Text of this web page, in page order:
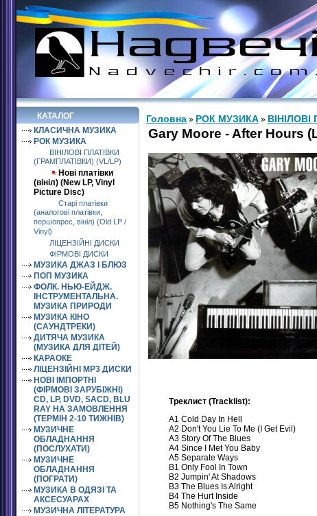
КАТАЛОГ
КЛАСИЧНА МУЗИКА
РОК МУЗИКА
ВІНІЛОВІ ПЛАТІВКИ
(ГРАМПЛАТІВКИ) (VL/LP)
Нові платівки
(вініл) (New LP, Vinyl
Picture Disc)
Старі платівки
(аналогові платівки,
першопрес, вініл) (Old LP /
Vinyl)
ЛІЦЕНЗІЙНІ ДИСКИ
ФІРМОВІ ДИСКИ
МУЗИКА ДЖАЗ І БЛЮЗ
ПОП МУЗИКА
ФОЛК. НЬЮ-ЕЙДЖ.
ІНСТРУМЕНТАЛЬНА.
МУЗИКА ПРИРОДИ
МУЗИКА КІНО
(САУНДТРЕКИ)
ДИТЯЧА МУЗИКА
(МУЗИКА ДЛЯ ДІТЕЙ)
КАРАОКЕ
ЛІЦЕНЗІЙНІ MP3 ДИСКИ
НОВІ ІМПОРТНІ
(ФІРМОВІ ЗАРУБІЖНІ)
CD, LP, DVD, SACD, BLU
RAY НА ЗАМОВЛЕННЯ
(ТЕРМІН 2-10 ТИЖНІВ)
МУЗИЧНЕ
ОБЛАДНАННЯ
(ПОСЛУХАТИ)
МУЗИЧНЕ
ОБЛАДНАННЯ
(ПОГРАТИ)
МУЗИКА В ОДЯЗІ ТА
АКСЕСУАРАХ
МУЗИЧНА ЛІТЕРАТУРА
Головна » РОК МУЗИКА »
Gary Moore - After Hours
Треклист (Tracklist):
A1 Cold Day In Hell
A2 Don't You Lie To Me (I Get Evil)
A3 Story Of The Blues
A4 Since I Met You Baby
A5 Separate Ways
B1 Only Fool In Town
B2 Jumpin' At Shadows
B3 The Blues Is Alright
B4 The Hurt Inside
B5 Nothing's The Same